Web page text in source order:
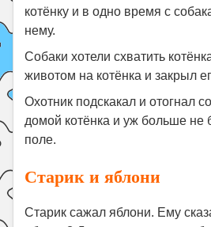
котёнку и в одно время с
нему.
Собаки хотели схватить
животом на котёнка и закрыл
Охотник подскакал и отогнал
домой котёнка и уж больше не
поле.
Старик и яблони
Старик сажал яблони. Ему